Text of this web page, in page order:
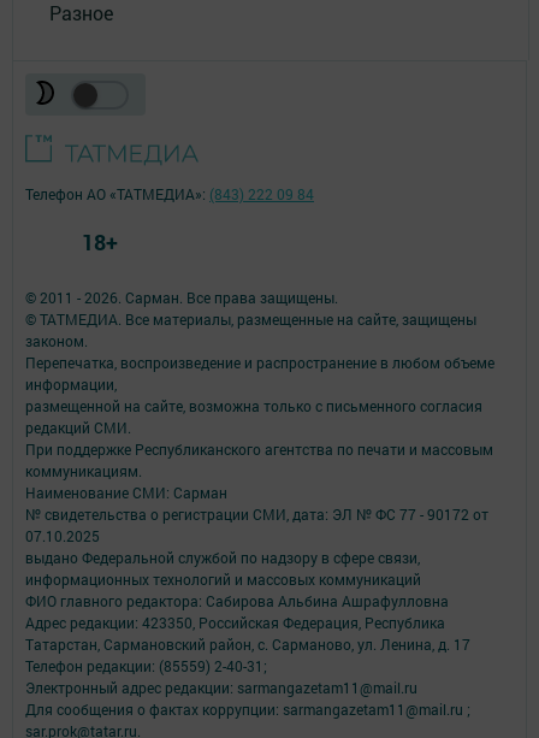
Разное
© 2011 - 2026. Сарман. Все права защищены.
© ТАТМЕДИА. Все материалы, размещенные на сайте, защищены
законом.
Перепечатка, воспроизведение и распространение в любом объеме
информации,
размещенной на сайте, возможна только с письменного согласия
редакций СМИ.
При поддержке Республиканского агентства по печати и массовым
коммуникациям.
Наименование СМИ: Сарман
№ свидетельства о регистрации СМИ, дата: ЭЛ № ФС 77 - 90172 от
07.10.2025
выдано Федеральной службой по надзору в сфере связи,
информационных технологий и массовых коммуникаций
ФИО главного редактора: Сабирова Альбина Ашрафулловна
Адрес редакции: 423350, Российская Федерация, Республика
Татарстан, Сармановский район, с. Сарманово, ул. Ленина, д. 17
Телефон редакции: (85559) 2-40-31;
Электронный адрес редакции: sarmangazetam11@mail.ru
Для сообщения о фактах коррупции: sarmangazetam11@mail.ru ;
sar.prok@tatar.ru.
Телефон АО «ТАТМЕДИА»: (843) 222 09 84
18+